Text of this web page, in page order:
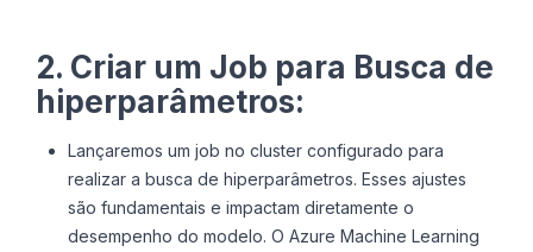
2. Criar um Job para Busca de
hiperparâmetros:
Lançaremos um job no cluster configurado para
realizar a busca de hiperparâmetros. Esses ajustes
são fundamentais e impactam diretamente o
desempenho do modelo. O Azure Machine Learning